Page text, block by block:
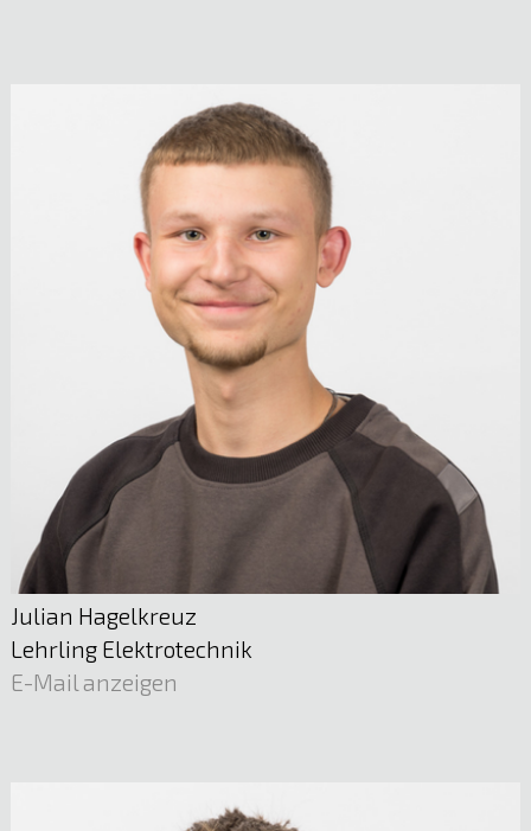
Thomas Ebenhoch
Stv. Leitung Elektro-Anlagenbau
05522 51722
E-Mail anzeigen
Julian Hagelkreuz
Lehrling Elektrotechnik
E-Mail anzeigen